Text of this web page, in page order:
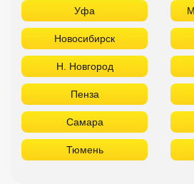
Уфа
Новосибирск
Н. Новгород
Пенза
Самара
Тюмень